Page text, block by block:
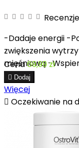
-Dadaje energii -
zwiększenia
mięśniową -
Cena69,99 zł
 Dodaj
Więcej
 Oczekiwanie na